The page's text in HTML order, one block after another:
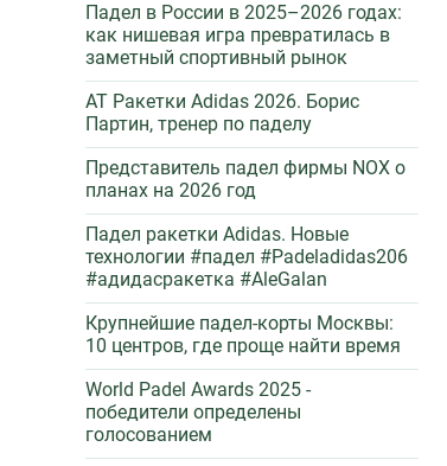
Падел в России в 2025–2026 годах:
как нишевая игра превратилась в
заметный спортивный рынок
AT Ракетки Adidas 2026. Борис
Партин, тренер по паделу
Представитель падел фирмы NOX о
планах на 2026 год
Падел ракетки Adidas. Новые
технологии #падел #Padeladidas206
#адидасракетка #AleGalan
Крупнейшие падел-корты Москвы:
10 центров, где проще найти время
World Padel Awards 2025 -
победители определены
голосованием